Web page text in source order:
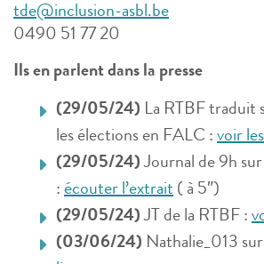
tde@inclusion-asbl.be
0490 51 77 20
Ils en parlent dans la presse
(29/05/24) La RTBF traduit
les élections en FALC : voir
(29/05/24)Journal de 9h
: écouter l’extrait ( à 5″)
(29/05/24)JT de la RTBF :
(03/06/24) Nathalie_013